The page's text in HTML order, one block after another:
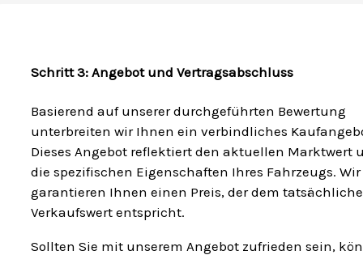
Schritt 3: Angebot und Vertragsabschluss
Basierend auf unserer durchgeführten Bewertung
unterbreiten wir Ihnen ein verbindliches
Dieses Angebot reflektiert den aktuellen Marktwert
die spezifischen Eigenschaften Ihres Fahrzeugs. Wir
garantieren Ihnen einen Preis, der dem
Verkaufswert entspricht.
Sollten Sie mit unserem Angebot zufrieden sein,